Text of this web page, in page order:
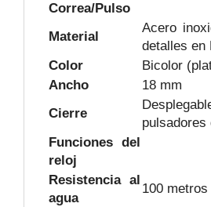
Correa/Pulso
Material
Acero
detalles en
Color
Bicolor
Ancho
18 mm
Cierre
pulsadores
Funciones del
reloj
Resistencia al
agua
100 metros